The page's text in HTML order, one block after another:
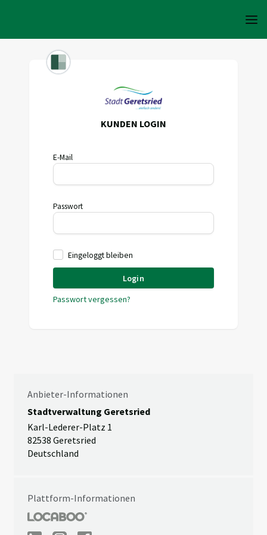
KUNDEN LOGIN
E-Mail
Passwort
Eingeloggt bleiben
Login
Passwort vergessen?
Anbieter-Informationen
Stadtverwaltung Geretsried
Karl-Lederer-Platz 1
82538 Geretsried
Deutschland
Plattform-Informationen